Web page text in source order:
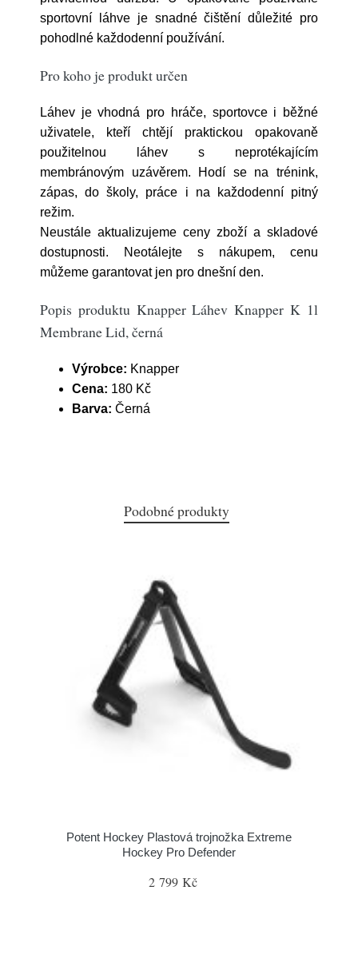
sportovní láhve je snadné čištění důležité pro
pohodlné každodenní používání.
Pro koho je produkt určen
Láhev je vhodná pro hráče, sportovce i běžné
uživatele, kteří chtějí praktickou opakovaně
použitelnou láhev s neprotékajícím
membránovým uzávěrem. Hodí se na trénink,
zápas, do školy, práce i na každodenní pitný
režim.
Neustále aktualizujeme ceny zboží a skladové
dostupnosti. Neotálejte s nákupem, cenu
můžeme garantovat jen pro dnešní den.
Popis produktu Knapper Láhev Knapper K 1l
Membrane Lid, černá
Výrobce: Knapper
Cena: 180 Kč
Barva: Černá
Podobné produkty
Potent Hockey Plastová trojnožka Extreme
Hockey Pro Defender
2 799 Kč